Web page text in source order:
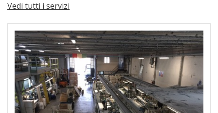
Vedi tutti i servizi